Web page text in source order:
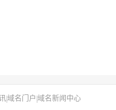
|域名门户|域名新闻中心